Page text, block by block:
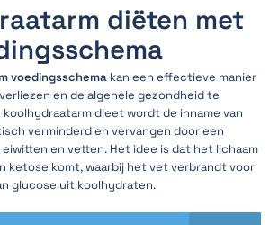
diëten met
voedingsschema kan een effectieve manier
en de algehele gezondheid te
dieet wordt de inname van
verminderd en vervangen door een
eiwitten en vetten. Het idee is dat het lichaam
ketose komt, waarbij het vet verbrandt voor
glucose uit koolhydraten.